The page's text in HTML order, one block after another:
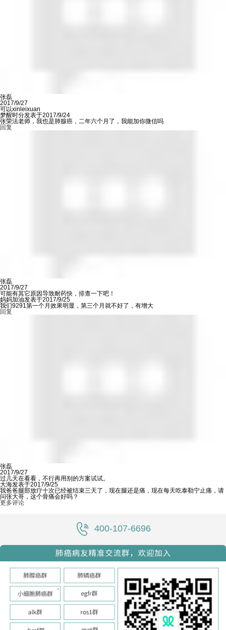
张磊
2017/9/27
可以xinleixuan
梦醒时分发表于2017/9/24
张荣法老师，我也是肺腺癌，二年六个月了，我能加你微信吗
回复
张磊
2017/9/27
可能有其它原因导致耐药快，排查一下吧！
妈妈加油发表于2017/9/25
我们9291第一个月效果明显，第三个月就不好了，有增大
回复
张磊
2017/9/27
过几天在看看，不行再用别的方案试试。
大海发表于2017/9/25
我爸爸腿部放疗十次已经被结束三天了，现在腿还是痛，现在每天吃泰勒宁止痛，请
问张大哥，这个骨痛会好吗？
更多评论
400-107-6696